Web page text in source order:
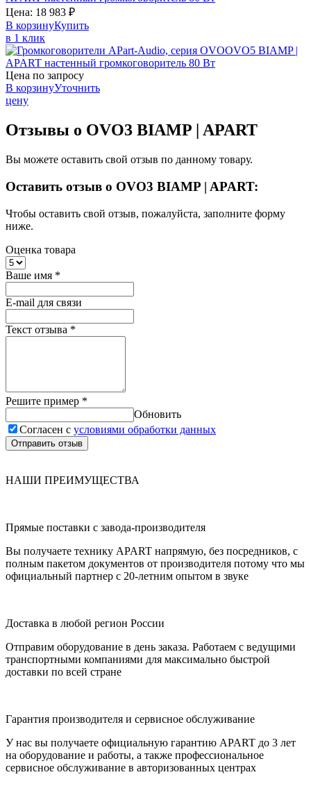
Цена: 18 983 ₽
В корзинуКупить
в 1 клик
OVO5 BIAMP |
APART настенный громкоговоритель 80 Вт
Цена по запросу
В корзинуУточнить
цену
Отзывы о OVO3 BIAMP | APART
Вы можете оставить свой отзыв по данному товару.
Оставить отзыв о OVO3 BIAMP | APART:
Чтобы оставить свой отзыв, пожалуйста, заполните форму
ниже.
Оценка товара
Ваше имя *
E-mail для связи
Текст отзыва *
Решите пример *
Обновить
Согласен с условиями обработки данных
Отправить отзыв
НАШИ ПРЕИМУЩЕСТВА
Прямые поставки с завода-производителя
Вы получаете технику APART напрямую, без посредников, с
полным пакетом документов от производителя потому что мы
официальный партнер с 20-летним опытом в звуке
Доставка в любой регион России
Отправим оборудование в день заказа. Работаем с ведущими
транспортными компаниями для максимально быстрой
доставки по всей стране
Гарантия производителя и сервисное обслуживание
У нас вы получаете официальную гарантию APART до 3 лет
на оборудование и работы, а также профессиональное
сервисное обслуживание в авторизованных центрах